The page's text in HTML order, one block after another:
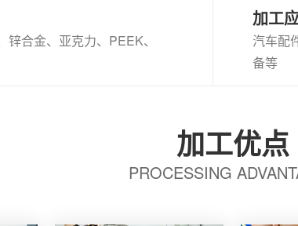
锌合金、亚克力、PEEK、
加工
汽车配
备等
加工优点
PROCESSING